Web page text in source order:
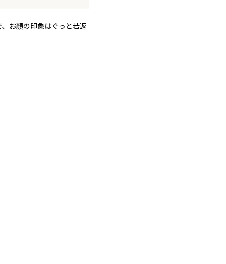
お顔の印象はぐっと若返